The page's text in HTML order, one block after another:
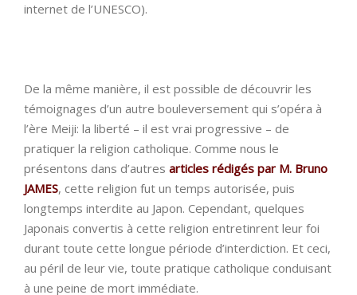
internet de l’UNESCO).
De la même manière, il est possible de découvrir les
témoignages d’un autre bouleversement qui s’opéra à
l’ère Meiji: la liberté – il est vrai progressive – de
pratiquer la religion catholique. Comme nous le
présentons dans d’autres articles rédigés par M. Bruno
JAMES, cette religion fut un temps autorisée, puis
longtemps interdite au Japon. Cependant, quelques
Japonais convertis à cette religion entretinrent leur foi
durant toute cette longue période d’interdiction. Et ceci,
au péril de leur vie, toute pratique catholique conduisant
à une peine de mort immédiate.